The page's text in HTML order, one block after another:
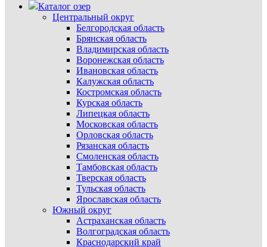
Каталог озер
Центральный округ
Белгородская область
Брянская область
Владимирская область
Воронежская область
Ивановская область
Калужская область
Костромская область
Курская область
Липецкая область
Московская область
Орловская область
Рязанская область
Смоленская область
Тамбовская область
Тверская область
Тульская область
Ярославская область
Южный округ
Астраханская область
Волгоградская область
Краснодарский край